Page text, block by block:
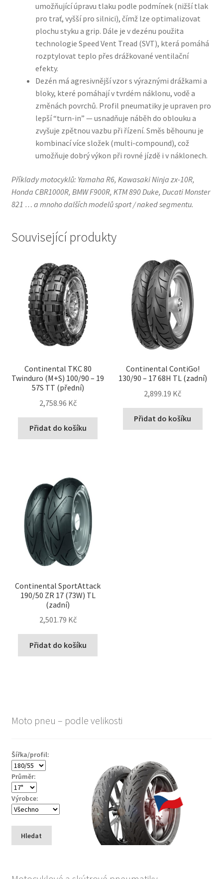
umožňující úpravu tlaku podle podmínek (nižší tlak
pro trať, vyšší pro silnici), čímž lze optimalizovat
plochu styku a grip. Dále je v dezénu použita
technologie Speed Vent Tread (SVT), která pomáhá
rozptylovat teplo přes drážkované ventilační
efekty.
Dezén má agresivnější vzor s výraznými drážkami a
bloky, které pomáhají v tvrdém náklonu, vodě a
změnách povrchů. Profil pneumatiky je upraven pro
lepší “turn-in” — usnadňuje náběh do oblouku a
zvyšuje zpětnou vazbu při řízení. Směs běhounu je
kombinací více složek (multi-compound), což
umožňuje dobrý výkon při rovné jízdě i v náklonech.
Příklady motocyklů: Yamaha R6, Kawasaki Ninja zx-10R,
Honda CBR1000R, BMW F900R, KTM 890 Duke, Ducati Monster
821 … a mnoho dalších modelů sport / naked segmentu.
Související produkty
Continental TKC 80
Twinduro (M+S) 100/90 – 19
57S TT (přední)
2,758.96 Kč
Přidat do košíku
Continental ContiGo!
130/90 – 17 68H TL (zadní)
2,899.19 Kč
Přidat do košíku
Continental SportAttack
190/50 ZR 17 (73W) TL
(zadní)
2,501.79 Kč
Přidat do košíku
Moto pneu – podle velikosti
Šířka/profil:
Průměr:
Výrobce:
Hledat